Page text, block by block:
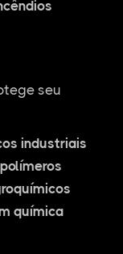
seu
industriais
química